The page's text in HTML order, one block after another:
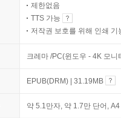
제한없음
TTS 가능
저작권 보호를 위해 인쇄 기
크레마 /PC(윈도우 - 4K 모
EPUB(DRM) | 31.19MB
약 5.1만자, 약 1.7만 단어,